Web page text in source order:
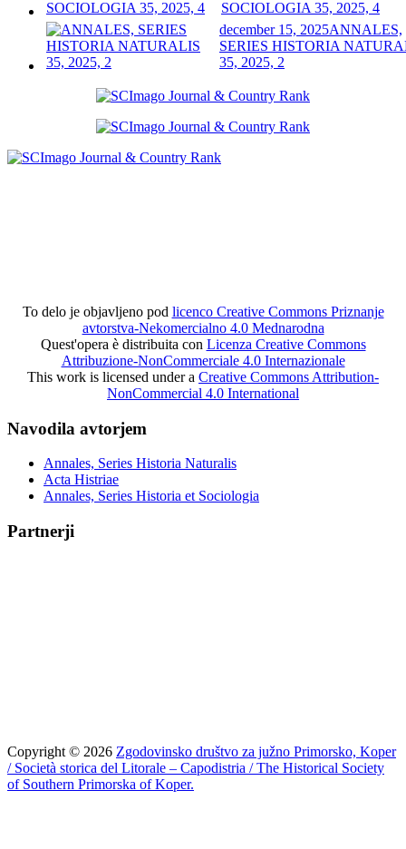
SOCIOLOGIA 35, 2025, 4
december 15, 2025ANNALES,
SERIES HISTORIA
35, 2025, 2
To delo je objavljeno pod licenco Creative Commons Priznanje
avtorstva-Nekomercialno 4.0 Mednarodna
Quest'opera è distribuita con Licenza Creative Commons
Attribuzione-NonCommerciale 4.0 Internazionale
This work is licensed under a Creative Commons Attribution-
NonCommercial 4.0 International
Navodila avtorjem
Annales, Series Historia Naturalis
Acta Histriae
Annales, Series Historia et Sociologia
Partnerji
Copyright © 2026 Zgodovinsko društvo za južno Primorsko, Koper
/ Società storica del Litorale – Capodistria / The Historical Society
of Southern Primorska of Koper.